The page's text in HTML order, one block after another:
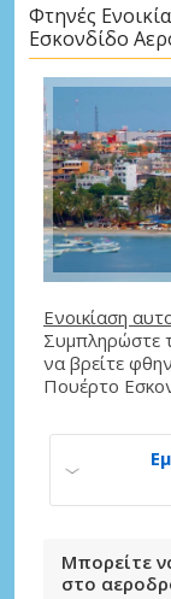
Φτηνές
Εσκονδίδο
Ενοικίαση
Συμπληρώστε
να βρείτε
Πουέρτο
Μπορείτε
στο